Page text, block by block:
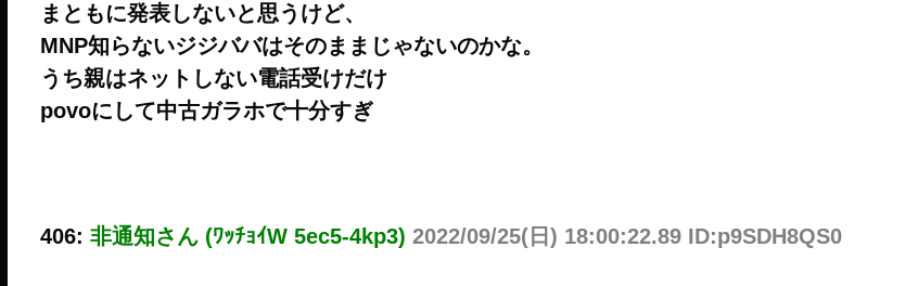
まともに発表しないと思うけど、
MNP知らないジジババはそのままじゃないのかな。
うち親はネットしない電話受けだけ
povoにして中古ガラホで十分すぎ
406: 非通知さん (ﾜｯﾁｮｲW 5ec5-4kp3) 2022/09/25(日) 18:00:22.89 ID:p9SDH8QS0